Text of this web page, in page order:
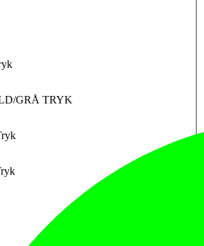
GRÅ TRYK